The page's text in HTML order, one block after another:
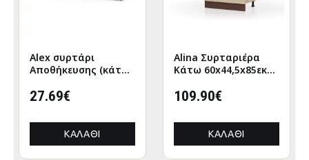
Alex συρτάρι
Αποθήκευσης (κάτω
120x63εκ Λευκό-
27.69€
ΚΑΛΆΘΙ
Alina Συρταριέρα
Κάτω 60x44,5x85εκ
109.90€
ΚΑΛΆΘΙ